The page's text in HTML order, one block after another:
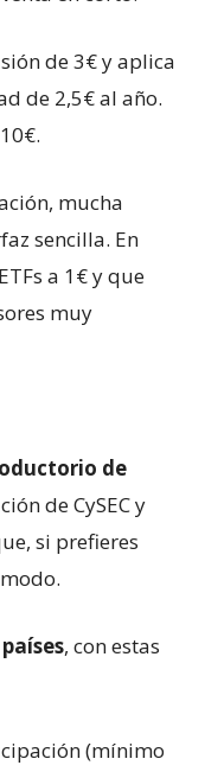
de 3€ y aplica
de 2,5€ al año.
mucha
sencilla. En
a 1€ y que
muy
de
de CySEC y
si prefieres
, con estas
(mínimo